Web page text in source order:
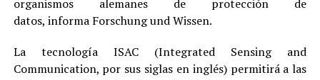
organismos alemanes de protección de
datos, informa Forschung und Wissen.
La tecnología ISAC (Integrated Sensing and
Communication, por sus siglas en inglés) permitirá a las